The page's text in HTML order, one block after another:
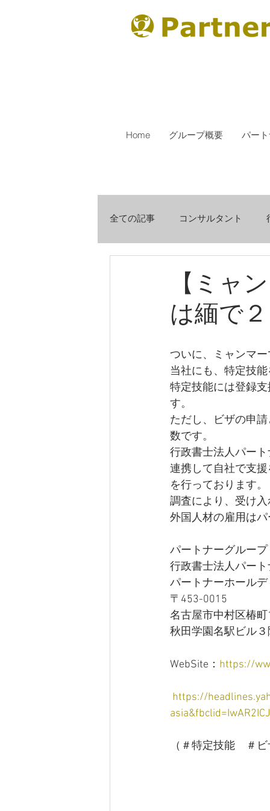
Home グループ概要 パー
全ての記事 コンサルタント
【ミャ
は緬で
ついに、ミャンマ
当社にも、特定技
特定技能には登録
す。
ただし、ビザの申
数です。
行政書士法人パー
連携して自社で支
を行っております。
調査により、受け
外国人材の雇用は
パートナーグループ
行政書士法人パー
パートナーホール
〒453-0015
名古屋市中村区椿
秋田学園名駅ビル３
WebSite： https://
https://
（＃特定技能　＃